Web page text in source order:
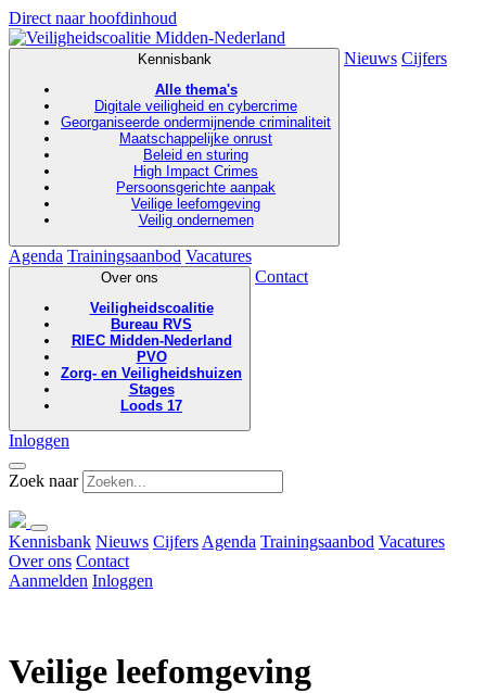
Direct naar hoofdinhoud
Kennisbank
Alle thema's
Digitale veiligheid en cybercrime
Georganiseerde ondermijnende criminaliteit
Maatschappelijke onrust
Beleid en sturing
High Impact Crimes
Persoonsgerichte aanpak
Veilige leefomgeving
Veilig ondernemen
Nieuws Cijfers
Agenda Trainingsaanbod Vacatures
Over ons
Veiligheidscoalitie
Bureau RVS
RIEC Midden-Nederland
PVO
Zorg- en Veiligheidshuizen
Stages
Loods 17
Contact
Inloggen
Zoek naar
Kennisbank Nieuws Cijfers Agenda Trainingsaanbod Vacatures
Over ons Contact
Aanmelden Inloggen
Veilige leefomgeving